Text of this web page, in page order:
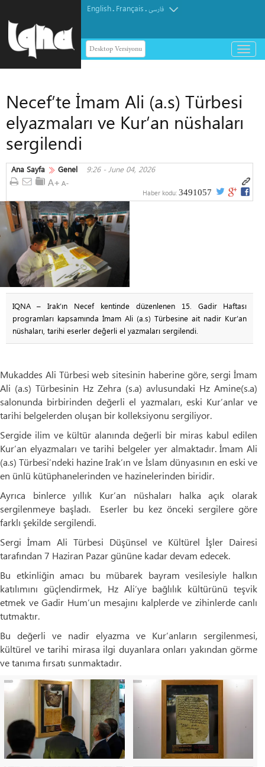
English. Français.فارسی
Desktop Versiyonu
باز
و
Necef’te İmam Ali (a.s) Türbesi
elyazmaları ve Kur’an nüshaları
sergilendi
Ana Sayfa Genel 9:26 - June 04, 2026
Haber kodu: 3491057
IQNA – Irak’ın Necef kentinde düzenlenen 15. Gadir Haftası
programları kapsamında İmam Ali (a.s) Türbesine ait nadir Kur’an
nüshaları, tarihi eserler değerli el yazmaları sergilendi.
Mukaddes Ali Türbesi web sitesinin haberine göre, sergi İmam
Ali (a.s) Türbesinin Hz Zehra (s.a) avlusundaki Hz Amine(s.a)
salonunda birbirinden değerli el yazmaları, eski Kur’anlar ve
tarihi belgelerden oluşan bir kolleksiyonu sergiliyor.
Sergide ilim ve kültür alanında değerli bir miras kabul edilen
Kur’an elyazmaları ve tarihi belgeler yer almaktadır. İmam Ali
(a.s) Türbesi’ndeki hazine Irak’ın ve İslam dünyasının en eski ve
en ünlü kütüphanelerinden ve hazinelerinden biridir.
Ayrıca binlerce yıllık Kur’an nüshaları halka açık olarak
sergilenmeye başladı. Eserler bu kez önceki sergilere göre
farklı şekilde sergilendi.
Sergi İmam Ali Türbesi Düşünsel ve Kültürel İşler Dairesi
tarafından 7 Haziran Pazar gününe kadar devam edecek.
Bu etkinliğin amacı bu mübarek bayram vesilesiyle halkın
katılımını güçlendirmek, Hz Ali’ye bağlılık kültürünü teşvik
etmek ve Gadir Hum’un mesajını kalplerde ve zihinlerde canlı
tutmaktır.
Bu değerli ve nadir elyazma ve Kur’anların sergilenmesi,
kültürel ve tarihi mirasa ilgi duyanlara onları yakından görme
ve tanıma fırsatı sunmaktadır.